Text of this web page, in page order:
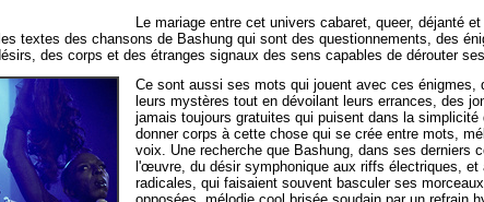
Le mariage entre cet univers cabaret, queer, déjanté
textes des chansons de Bashung qui sont des questionnements, des
des corps et des étranges signaux des sens capables de dérouter
Ce sont aussi ses mots qui jouent avec ces énigmes,
leurs mystères tout en dévoilant leurs errances, des
jamais toujours gratuites qui puisent dans la simplicité
donner corps à cette chose qui se crée entre mots,
voix. Une recherche que Bashung, dans ses derniers
l'œuvre, du désir symphonique aux riffs électriques, et
radicales, qui faisaient souvent basculer ses